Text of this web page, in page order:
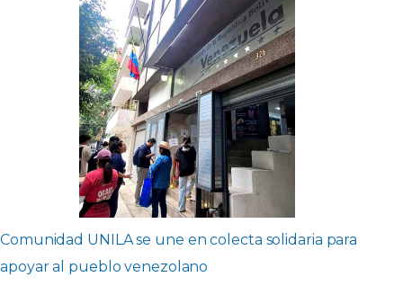
Comunidad UNILA se une en colecta solidaria para
apoyar al pueblo venezolano